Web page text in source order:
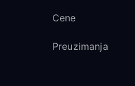
Cene
Preuzimanja